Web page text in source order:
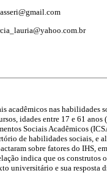
acadêmicos nas habilidades
idades entre 17 e 61
Sociais Acadêmicos
de habilidades sociais, e
sobre fatores do IHS,
indica que os construtos
universitário e sua resposta